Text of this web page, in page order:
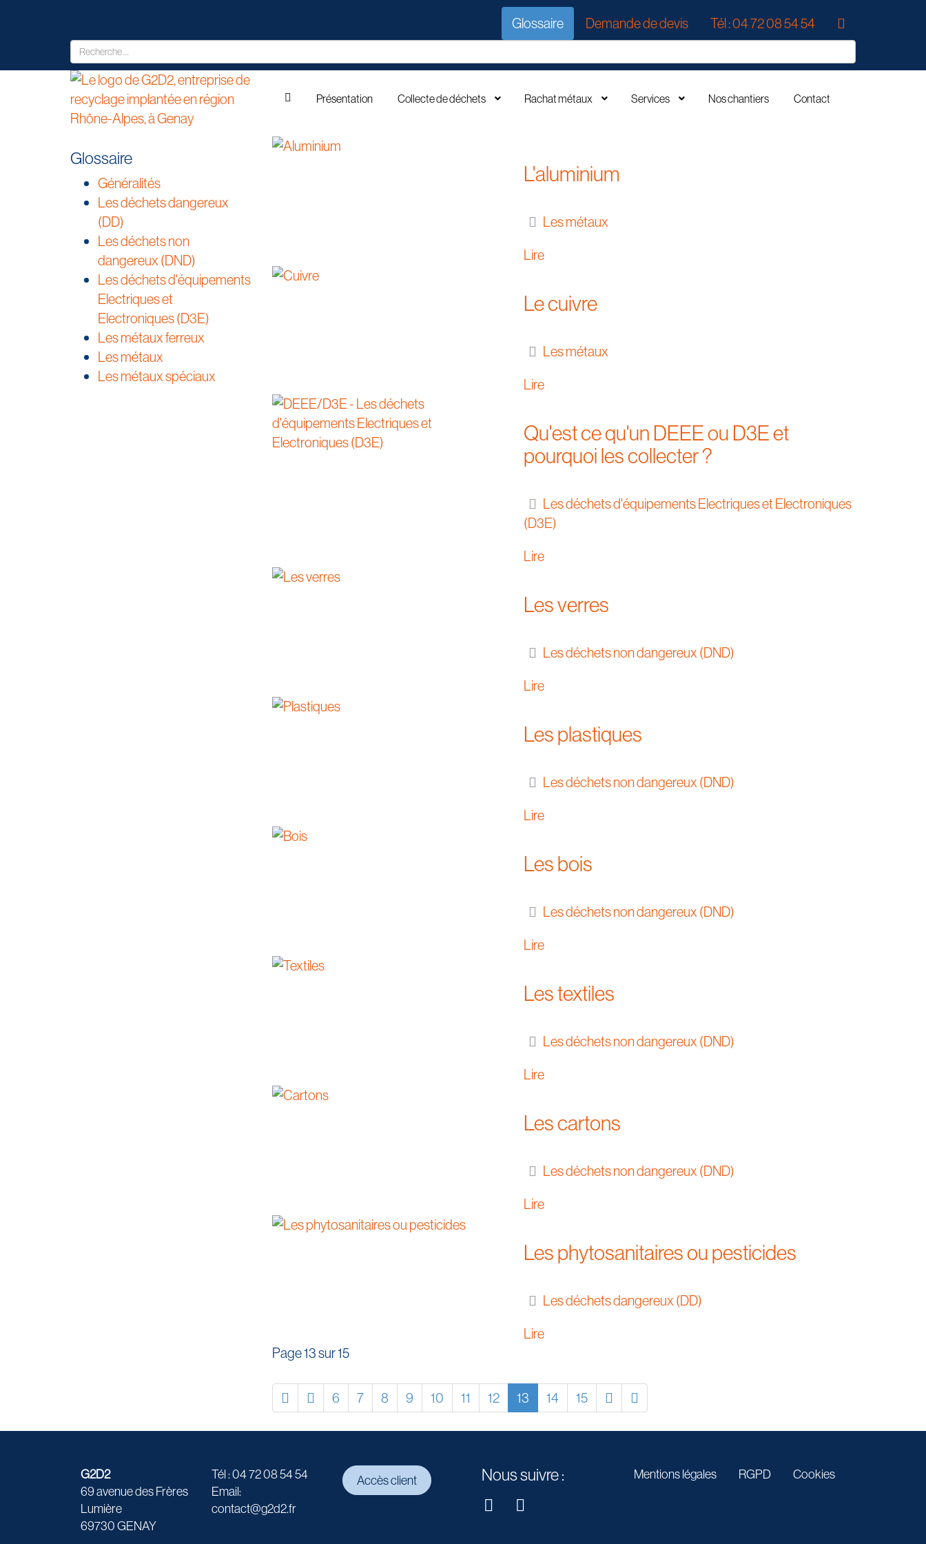
Glossaire Demande de devis Tél : 04 72 08 54 54
Présentation Collecte de déchets Rachat métaux Services Nos chantiers Contact
Glossaire
Généralités
Les déchets dangereux
(DD)
Les déchets non
dangereux (DND)
Les déchets d'équipements
Electriques et
Electroniques (D3E)
Les métaux ferreux
Les métaux
Les métaux spéciaux
L'aluminium
Les métaux
Lire
Le cuivre
Les métaux
Lire
Qu'est ce qu'un DEEE ou D3E et
pourquoi les collecter ?
Les déchets d'équipements Electriques et Electroniques
(D3E)
Lire
Les verres
Les déchets non dangereux (DND)
Lire
Les plastiques
Les déchets non dangereux (DND)
Lire
Les bois
Les déchets non dangereux (DND)
Lire
Les textiles
Les déchets non dangereux (DND)
Lire
Les cartons
Les déchets non dangereux (DND)
Lire
Les phytosanitaires ou pesticides
Les déchets dangereux (DD)
Lire
Page 13 sur 15
6 7 8 9 10 11 12 13 14 15
G2D2
69 avenue des Frères
Lumière
69730 GENAY
Tél : 04 72 08 54 54
Email:
contact@g2d2.fr
Accès client Nous suivre : Mentions légales RGPD Cookies